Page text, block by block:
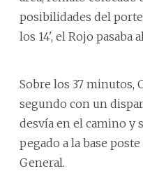
posibilidades del
los 14', el Rojo pasaba
Sobre los 37 minutos,
segundo con un
desvía en el camino y
pegado a la base
General.